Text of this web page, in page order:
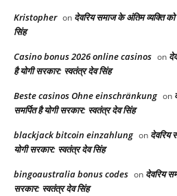
Kristopher on देवरिय समाज के अंतिम व्यक्ति
सिंह
Casino bonus 2026 online casinos on
है योगी सरकार: स्वतंत्र देव सिंह
Beste casinos Ohne einschränkung on
समर्पित है योगी सरकार: स्वतंत्र देव सिंह
blackjack bitcoin einzahlung on देवरिय
योगी सरकार: स्वतंत्र देव सिंह
bingoaustralia bonus codes on देवरिय
सरकार: स्वतंत्र देव सिंह